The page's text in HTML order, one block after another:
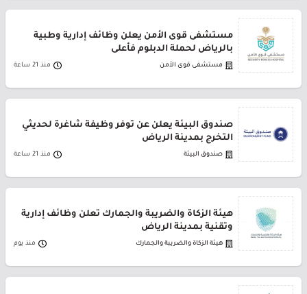
مستشفى قوى الأمن يعلن وظائف إدارية وطبية
بالرياض لحملة الدبلوم فأعلى
مستشفى قوى الأمن منذ 21 ساعة
صندوق البيئة يعلن عن توفر وظيفة شاغرة لحديثي
التخرج بمدينة الرياض
صندوق البيئة منذ 21 ساعة
هيئة الزكاة والضريبة والجمارك تعلن وظائف إدارية
وتقنية بمدينة الرياض
هيئة الزكاة والضريبة والجمارك منذ يوم